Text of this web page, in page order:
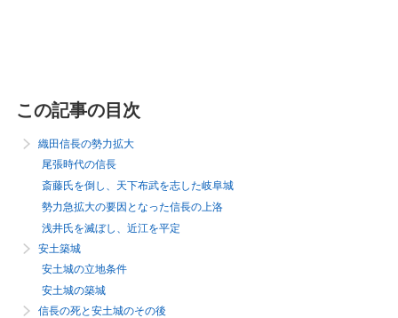
この記事の目次
織田信長の勢力拡大
尾張時代の信長
斎藤氏を倒し、天下布武を志した岐阜城
勢力急拡大の要因となった信長の上洛
浅井氏を滅ぼし、近江を平定
安土築城
安土城の立地条件
安土城の築城
信長の死と安土城のその後